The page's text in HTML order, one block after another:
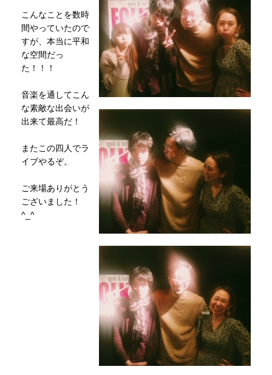
こんなことを数時
間やっていたので
すが、本当に平和
な空間だっ
た！！！
音楽を通してこん
な素敵な出会いが
出来て最高だ！
またこの四人でラ
イブやるぞ。
ご来場ありがとう
ございました！
^_^